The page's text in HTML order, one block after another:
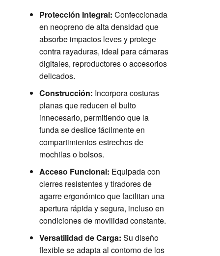
Protección Integral: Confeccionada
en neopreno de alta densidad que
absorbe impactos leves y protege
contra rayaduras, ideal para cámaras
digitales, reproductores o accesorios
delicados.
Construcción: Incorpora costuras
planas que reducen el bulto
innecesario, permitiendo que la
funda se deslice fácilmente en
compartimientos estrechos de
mochilas o bolsos.
Acceso Funcional: Equipada con
cierres resistentes y tiradores de
agarre ergonómico que facilitan una
apertura rápida y segura, incluso en
condiciones de movilidad constante.
Versatilidad de Carga: Su diseño
flexible se adapta al contorno de los